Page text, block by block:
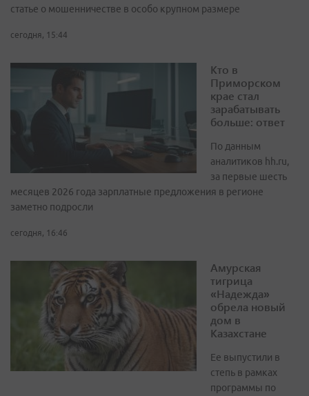
статье о мошенничестве в особо крупном размере
сегодня, 15:44
Кто в
Приморском
крае стал
зарабатывать
больше: ответ
По данным
аналитиков hh.ru,
за первые шесть
месяцев 2026 года зарплатные предложения в регионе
заметно подросли
сегодня, 16:46
Амурская
тигрица
«Надежда»
обрела новый
дом в
Казахстане
Ее выпустили в
степь в рамках
программы по